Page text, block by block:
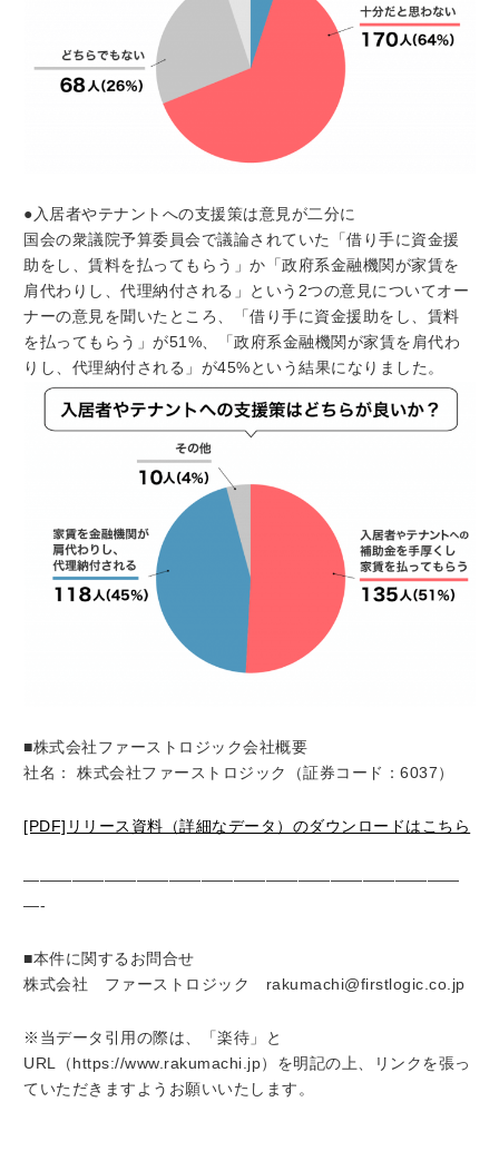
●入居者やテナントへの支援策は意見が二分に
国会の衆議院予算委員会で議論されていた「借り手に資金援
助をし、賃料を払ってもらう」か「政府系金融機関が家賃を
肩代わりし、代理納付される」という2つの意見についてオー
ナーの意見を聞いたところ、「借り手に資金援助をし、賃料
を払ってもらう」が51%、「政府系金融機関が家賃を肩代わ
りし、代理納付される」が45%という結果になりました。
■株式会社ファーストロジック会社概要
社名： 株式会社ファーストロジック（証券コード：6037）
[PDF]リリース資料（詳細なデータ）のダウンロードはこちら
———————————————————————————
—-
■本件に関するお問合せ
株式会社 ファーストロジック rakumachi@firstlogic.co.jp
※当データ引用の際は、「楽待」と
URL（https://www.rakumachi.jp）を明記の上、リンクを張っ
ていただきますようお願いいたします。